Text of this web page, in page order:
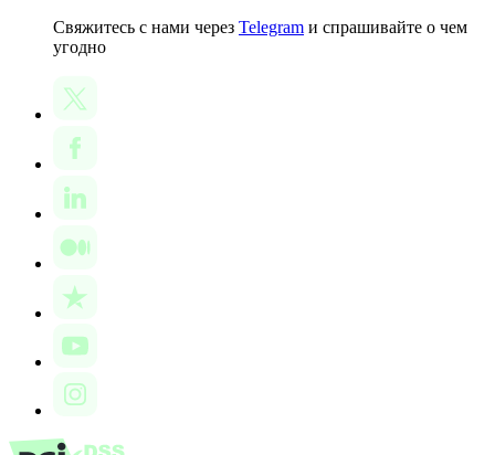
Свяжитесь с нами через Telegram и спрашивайте о чем
угодно